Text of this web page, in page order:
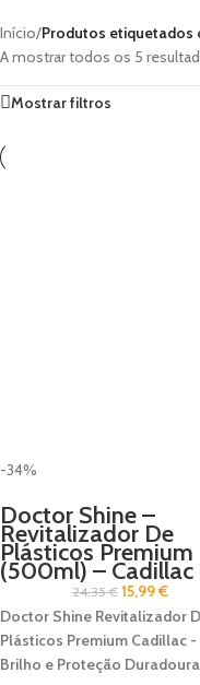
Início/Produtos etiquetados
A mostrar todos os 5
Mostrar filtros
-34%
Doctor Shine –
Revitalizador De
Plásticos Premium
(500ml) – Cadillac
24,35€ 15,99€
Doctor Shine Revitalizador
Plásticos Premium Cadillac -
Brilho e Proteção Duradoura